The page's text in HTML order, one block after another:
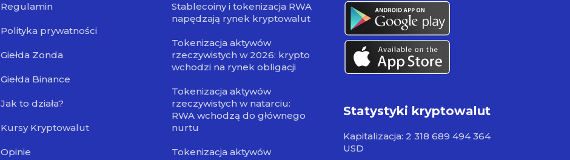
Regulamin
Polityka prywatności
Giełda Zonda
Giełda Binance
Jak to działa?
Kursy Kryptowalut
Opinie
Stablecoiny i tokenizacja RWA
napędzają rynek kryptowalut
Tokenizacja aktywów
rzeczywistych w 2026: krypto
wchodzi na rynek obligacji
Tokenizacja aktywów
rzeczywistych w natarciu:
RWA wchodzą do głównego
nurtu
Tokenizacja aktywów
Statystyki kryptowalut
Kapitalizacja: 2 318 689 494 364
USD